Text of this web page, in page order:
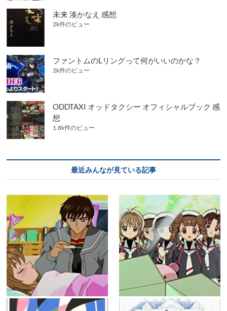
未来 湊かなえ 感想
2k件のビュー
ファントムのLリングって何がいいのかな？
2k件のビュー
ODDTAXI オッドタクシー オフィシャルブック 感
想
1.8k件のビュー
最近みんなが見ている記事